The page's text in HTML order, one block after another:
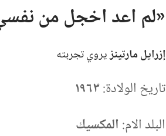
‏«لم اعد اخجل من
إزرايل مارتينزيروي تجربته
تاريخ الولادة:‏١٩٦٣
البلد الام:‏ المكسيك